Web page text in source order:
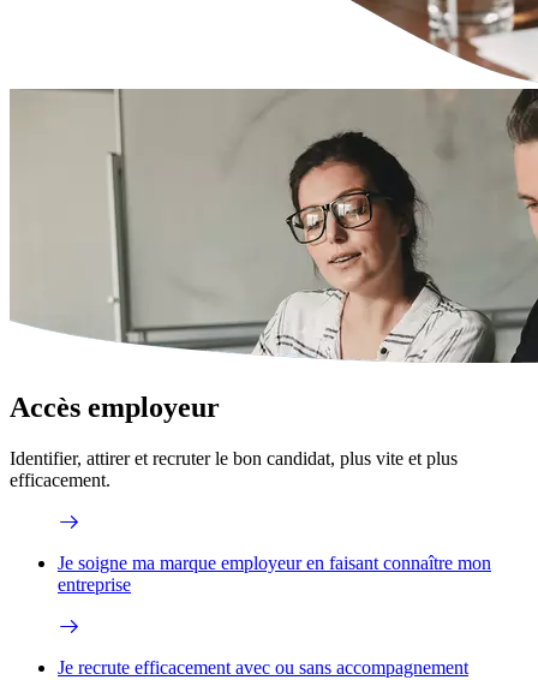
Accès employeur
Identifier, attirer et recruter le bon candidat, plus vite et plus
efficacement.
Je soigne ma marque employeur en faisant connaître mon
entreprise
Je recrute efficacement avec ou sans accompagnement